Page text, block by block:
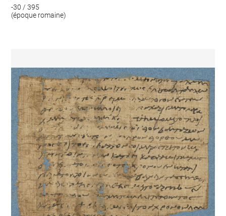
-30 / 395
(époque romaine)